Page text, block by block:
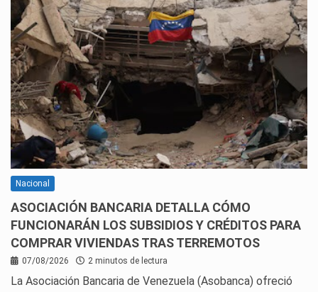
Nacional
ASOCIACIÓN BANCARIA DETALLA CÓMO
FUNCIONARÁN LOS SUBSIDIOS Y CRÉDITOS PARA
COMPRAR VIVIENDAS TRAS TERREMOTOS
07/08/2026 2 minutos de lectura
La Asociación Bancaria de Venezuela (Asobanca) ofreció